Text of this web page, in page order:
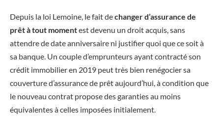
Depuis la loi Lemoine, le fait dechanger d’assurance de
prêt à tout momentest devenu un droit acquis, sans
attendre de date anniversaire ni justifier quoi que ce soit à
sa banque. Un couple d’emprunteurs ayant contracté son
crédit immobilier en 2019 peut très bien renégocier sa
couverture d’assurance de prêt aujourd’hui, à condition que
le nouveau contrat propose des garanties au moins
équivalentes à celles imposées initialement.